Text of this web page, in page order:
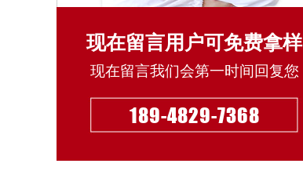
现在留言用户可免费拿样
现在留言我们会第一时间回复您
189-4829-7368